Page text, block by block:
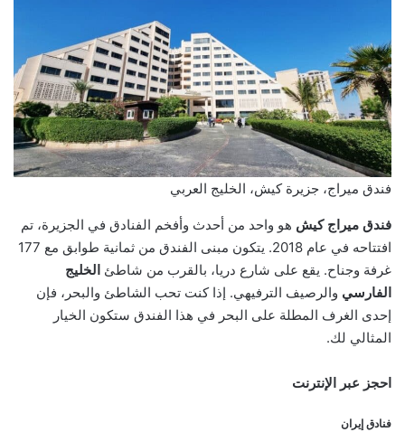
فندق ميراج، جزيرة كيش، الخليج العربي
فندق ميراج كيش هو واحد من أحدث وأفخم الفنادق في الجزيرة، تم
افتتاحه في عام 2018. يتكون مبنى الفندق من ثمانية طوابق مع 177
غرفة وجناح. يقع على شارع دريا، بالقرب من شاطئ الخليج
الفارسي والرصيف الترفيهي. إذا كنت تحب الشاطئ والبحر، فإن
إحدى الغرف المطلة على البحر في هذا الفندق ستكون الخيار
المثالي لك.
احجز عبر الإنترنت
فنادق إيران